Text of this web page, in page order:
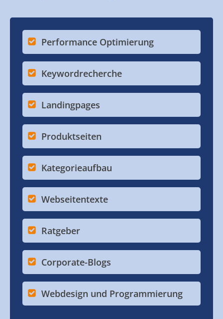
Performance Optimierung
Keywordrecherche
Landingpages
Produktseiten
Kategorieaufbau
Webseitentexte
Ratgeber
Corporate-Blogs
Webdesign und Programmierung